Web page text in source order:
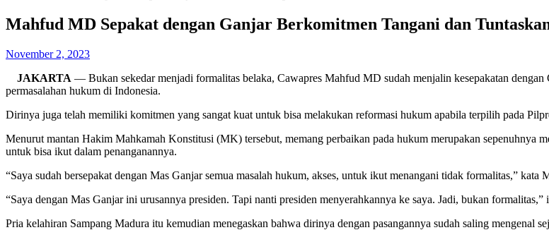
Mahfud MD Sepakat dengan Ganjar Berkomitmen Tangani dan
November 2, 2023
JAKARTA — Bukan sekedar menjadi formalitas belaka, Cawapres Mahfud MD sudah menjalin kesepakatan
permasalahan hukum di Indonesia.
Dirinya juga telah memiliki komitmen yang sangat kuat untuk bisa melakukan reformasi hukum apabila terpilih pada
Menurut mantan Hakim Mahkamah Konstitusi (MK) tersebut, memang perbaikan pada hukum merupakan sepenuhnya
untuk bisa ikut dalam penanganannya.
“Saya sudah bersepakat dengan Mas Ganjar semua masalah hukum, akses, untuk ikut menangani tidak formalitas,” kata
“Saya dengan Mas Ganjar ini urusannya presiden. Tapi nanti presiden menyerahkannya ke saya. Jadi, bukan formalitas,”
Pria kelahiran Sampang Madura itu kemudian menegaskan bahwa dirinya dengan pasangannya sudah saling mengenal